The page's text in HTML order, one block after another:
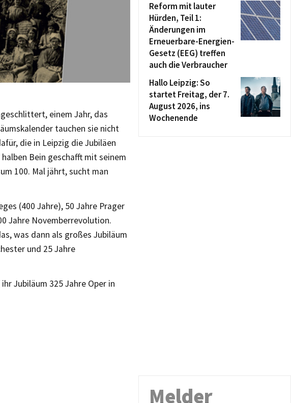
einem Jahr, das
tauchen sie nicht
die in Leipzig die Jubiläen
Bein geschafft mit seinem
100. Mal jährt, sucht man
(400 Jahre), 50 Jahre Prager
Jahre Novemberrevolution.
was dann als großes Jubiläum
und 25 Jahre
Jubiläum 325 Jahre Oper in
Reform mit lauter
Hürden, Teil 1:
Änderungen im
Erneuerbare-Energien-
Gesetz (EEG) treffen
auch die Verbraucher
Hallo Leipzig: So
startet Freitag, der 7.
August 2026, ins
Wochenende
Melder